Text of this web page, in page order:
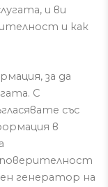
и ви
и как
за да
С
със
в
поверителност
генератор на